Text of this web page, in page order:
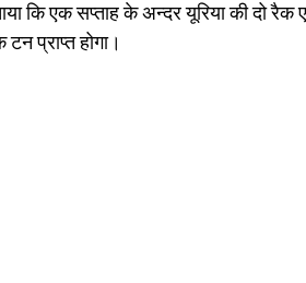
कि एक सप्ताह के अन्दर यूरिया की दो
प्राप्त होगा।